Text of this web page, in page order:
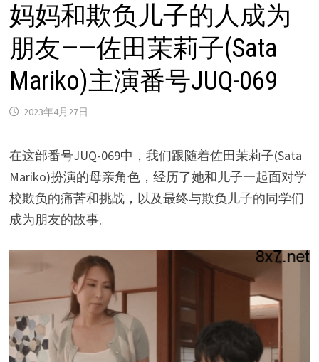
妈妈和欺负儿子的人成为
朋友——佐田茉莉子(Sata
Mariko)主演番号JUQ-069
2023年4月27日
在这部番号JUQ-069中，我们跟随着佐田茉莉子(Sata
Mariko)扮演的母亲角色，经历了她和儿子一起面对学
校欺负的痛苦和挑战，以及最终与欺负儿子的同学们
成为朋友的故事。